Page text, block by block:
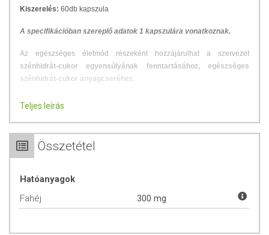
Kiszerelés: 60db kapszula
A specifikációban szereplő adatok 1 kapszulára vonatkoznak.
Az egészséges életmód részeként hozzájárulhat a szervezet
szénhidrát-cukor egyensúlyának fenntartásához, egészséges
szénhidrát-cukor anyagcseréhez.
Afahéj
egy sokak által ismert fűszernövény, amelyet gyakran
fahéjaldehid
fahéjalkohol
A fahéj jellemzői:
antimikrobális tulajdonságú
Teljes leírás
Összetétel
Hatóanyagok
Fahéj
300 mg